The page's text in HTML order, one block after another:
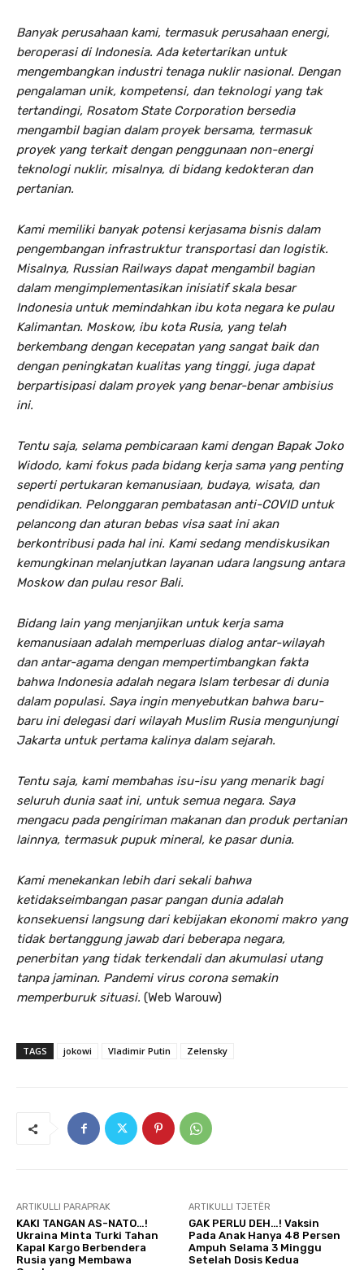
Banyak perusahaan kami, termasuk perusahaan energi,
beroperasi di Indonesia. Ada ketertarikan untuk
mengembangkan industri tenaga nuklir nasional. Dengan
pengalaman unik, kompetensi, dan teknologi yang tak
tertandingi, Rosatom State Corporation bersedia
mengambil bagian dalam proyek bersama, termasuk
proyek yang terkait dengan penggunaan non-energi
teknologi nuklir, misalnya, di bidang kedokteran dan
pertanian.
Kami memiliki banyak potensi kerjasama bisnis dalam
pengembangan infrastruktur transportasi dan logistik.
Misalnya, Russian Railways dapat mengambil bagian
dalam mengimplementasikan inisiatif skala besar
Indonesia untuk memindahkan ibu kota negara ke pulau
Kalimantan. Moskow, ibu kota Rusia, yang telah
berkembang dengan kecepatan yang sangat baik dan
dengan peningkatan kualitas yang tinggi, juga dapat
berpartisipasi dalam proyek yang benar-benar ambisius
ini.
Tentu saja, selama pembicaraan kami dengan Bapak Joko
Widodo, kami fokus pada bidang kerja sama yang penting
seperti pertukaran kemanusiaan, budaya, wisata, dan
pendidikan. Pelonggaran pembatasan anti-COVID untuk
pelancong dan aturan bebas visa saat ini akan
berkontribusi pada hal ini. Kami sedang mendiskusikan
kemungkinan melanjutkan layanan udara langsung antara
Moskow dan pulau resor Bali.
Bidang lain yang menjanjikan untuk kerja sama
kemanusiaan adalah memperluas dialog antar-wilayah
dan antar-agama dengan mempertimbangkan fakta
bahwa Indonesia adalah negara Islam terbesar di dunia
dalam populasi. Saya ingin menyebutkan bahwa baru-
baru ini delegasi dari wilayah Muslim Rusia mengunjungi
Jakarta untuk pertama kalinya dalam sejarah.
Tentu saja, kami membahas isu-isu yang menarik bagi
seluruh dunia saat ini, untuk semua negara. Saya
mengacu pada pengiriman makanan dan produk pertanian
lainnya, termasuk pupuk mineral, ke pasar dunia.
Kami menekankan lebih dari sekali bahwa
ketidakseimbangan pasar pangan dunia adalah
konsekuensi langsung dari kebijakan ekonomi makro yang
tidak bertanggung jawab dari beberapa negara,
penerbitan yang tidak terkendali dan akumulasi utang
tanpa jaminan. Pandemi virus corona semakin
memperburuk situasi. (Web Warouw)
TAGS jokowi Vladimir Putin Zelensky
ARTIKULLI PARAPRAK
KAKI TANGAN AS-NATO…!
Ukraina Minta Turki Tahan
Kapal Kargo Berbendera
Rusia yang Membawa
ARTIKULLI TJETËR
GAK PERLU DEH…! Vaksin
Pada Anak Hanya 48 Persen
Ampuh Selama 3 Minggu
Setelah Dosis Kedua